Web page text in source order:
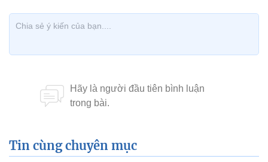
Tin cùng chuyên mục